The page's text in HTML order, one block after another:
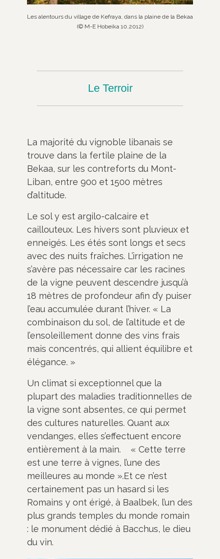
Les alentours du village de Kefraya, dans la plaine de la Bekaa
(© M-E Hobeika 10.2012)
Le Terroir
La majorité du vignoble libanais se
trouve dans la fertile plaine de la
Bekaa, sur les contreforts du Mont-
Liban, entre 900 et 1500 mètres
d’altitude.
Le sol y est argilo-calcaire et
caillouteux. Les hivers sont pluvieux et
enneigés. Les étés sont longs et secs
avec des nuits fraîches. L’irrigation ne
s’avère pas nécessaire car les racines
de la vigne peuvent descendre jusqu’à
18 mètres de profondeur afin d’y puiser
l’eau accumulée durant l’hiver. « La
combinaison du sol, de l’altitude et de
l’ensoleillement donne des vins frais
mais concentrés, qui allient équilibre et
élégance. »
Un climat si exceptionnel que la
plupart des maladies traditionnelles de
la vigne sont absentes, ce qui permet
des cultures naturelles. Quant aux
vendanges, elles s’effectuent encore
entièrement à la main. « Cette terre
est une terre à vignes, l’une des
meilleures au monde ».Et ce n’est
certainement pas un hasard si les
Romains y ont érigé, à Baalbek, l’un des
plus grands temples du monde romain
: le monument dédié à Bacchus, le dieu
du vin.